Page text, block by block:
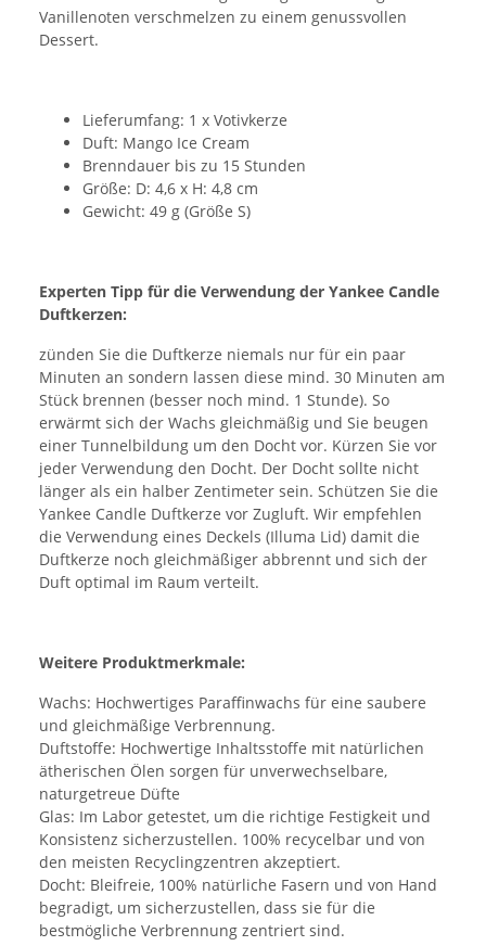
Vanillenoten verschmelzen zu einem genussvollen
Dessert.
Lieferumfang: 1 x Votivkerze
Duft: Mango Ice Cream
Brenndauer bis zu 15 Stunden
Größe: D: 4,6 x H: 4,8 cm
Gewicht: 49 g (Größe S)
Experten Tipp für die Verwendung der Yankee Candle
Duftkerzen:
zünden Sie die Duftkerze niemals nur für ein paar
Minuten an sondern lassen diese mind. 30 Minuten am
Stück brennen (besser noch mind. 1 Stunde). So
erwärmt sich der Wachs gleichmäßig und Sie beugen
einer Tunnelbildung um den Docht vor. Kürzen Sie vor
jeder Verwendung den Docht. Der Docht sollte nicht
länger als ein halber Zentimeter sein. Schützen Sie die
Yankee Candle Duftkerze vor Zugluft. Wir empfehlen
die Verwendung eines Deckels (Illuma Lid) damit die
Duftkerze noch gleichmäßiger abbrennt und sich der
Duft optimal im Raum verteilt.
Weitere Produktmerkmale:
Wachs: Hochwertiges Paraffinwachs für eine saubere
und gleichmäßige Verbrennung.
Duftstoffe: Hochwertige Inhaltsstoffe mit natürlichen
ätherischen Ölen sorgen für unverwechselbare,
naturgetreue Düfte
Glas: Im Labor getestet, um die richtige Festigkeit und
Konsistenz sicherzustellen. 100% recycelbar und von
den meisten Recyclingzentren akzeptiert.
Docht: Bleifreie, 100% natürliche Fasern und von Hand
begradigt, um sicherzustellen, dass sie für die
bestmögliche Verbrennung zentriert sind.